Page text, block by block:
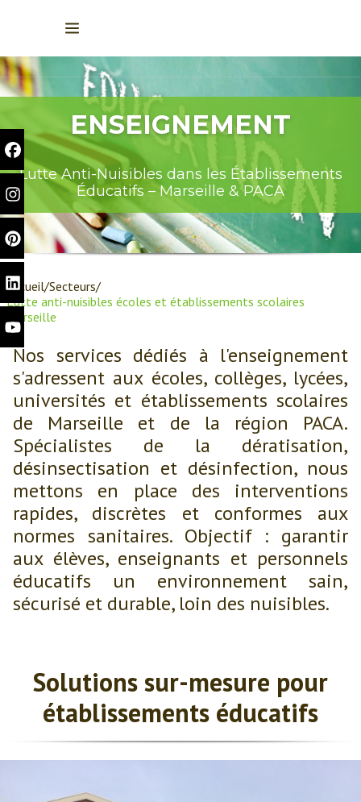
ENSEIGNEMENT
Lutte Anti-Nuisibles dans les Établissements
Éducatifs – Marseille & PACA
Accueil Secteurs
Lutte anti-nuisibles écoles et établissements scolaires
Marseille
Nos services dédiés à l'enseignement
s'adressent aux écoles, collèges, lycées,
universités et établissements scolaires
de Marseille et de la région PACA.
Spécialistes de la dératisation,
désinsectisation et désinfection, nous
mettons en place des interventions
rapides, discrètes et conformes aux
normes sanitaires. Objectif : garantir
aux élèves, enseignants et personnels
éducatifs un environnement sain,
sécurisé et durable, loin des nuisibles.
Solutions sur-mesure pour
établissements éducatifs